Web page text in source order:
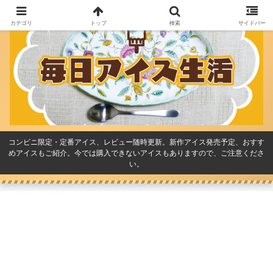
コンビニ限定・定番アイス、レビュー随時更新。新作アイス発売予定、おすす
めアイスもご紹介。今では購入できないアイスもありますので、ご注意くださ
い。
カテゴリ トップ 検索 サイドバー